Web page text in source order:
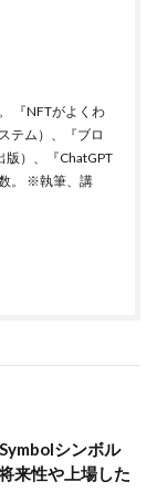
『NFTがよくわ
テム）、『ブロ
版）、『ChatGPT
。 ※執筆、講
シンボル
来性や上場した